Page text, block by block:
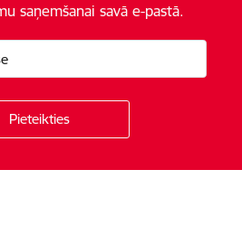
saņemšanai savā e-pastā.